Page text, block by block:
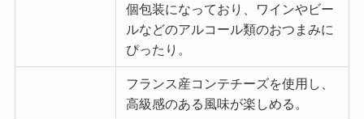
個包装になっており、ワインやビー
ルなどのアルコール類のおつまみに
ぴったり。
フランス産コンテチーズを使用し、
高級感のある風味が楽しめる。